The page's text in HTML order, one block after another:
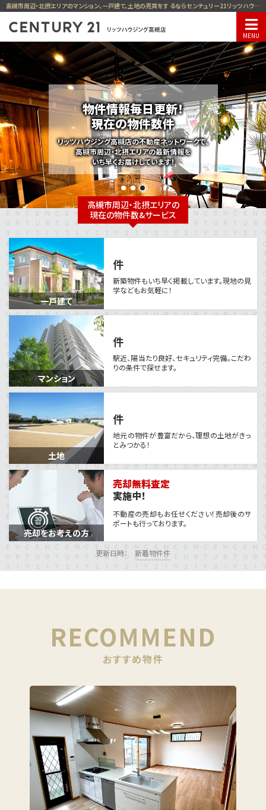
高槻市周辺・北摂エリアのマンション、一戸建て、土地の売買をす るならセンチュリー21リッツハウジング高槻店
物件情報毎日更新！
現在の物件数件
リッツハウジング高槻店の不動産ネットワークで、
高槻市周辺・北摂エリアの最新情報を
いち早くお届けしています！
1 2 3
高槻市周辺・北摂エリアの
現在の物件数&サービス
一戸建て
件
新築物件もいち早く掲載しています。現地の見
学などもお気軽に！
マンション
件
駅近、陽当たり良好、セキュリティ完備。こだわ
りの条件で探せます。
土地
件
地元の物件が豊富だから、理想の土地がきっ
とみつかる！
売却をお考えの方
売却無料査定
実施中！
不動産の売却もお任せください！売却後のサ
ポートも行っております。
更新日時： 新着物件件
RECOMMEND
おすすめ物件